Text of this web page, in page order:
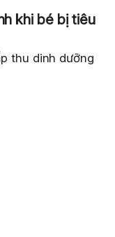
khi bé bị tiêu
thu dinh dưỡng